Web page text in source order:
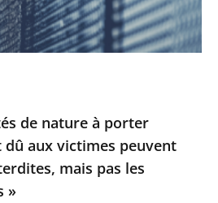
de nature à porter
aux victimes peuvent
mais pas les
»